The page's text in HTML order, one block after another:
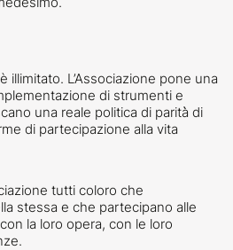
illimitato. L’Associazione pone una
di strumenti e
una reale politica di parità̀ di
di partecipazione alla vita
tutti coloro che
stessa e che partecipano alle
la loro opera, con le loro